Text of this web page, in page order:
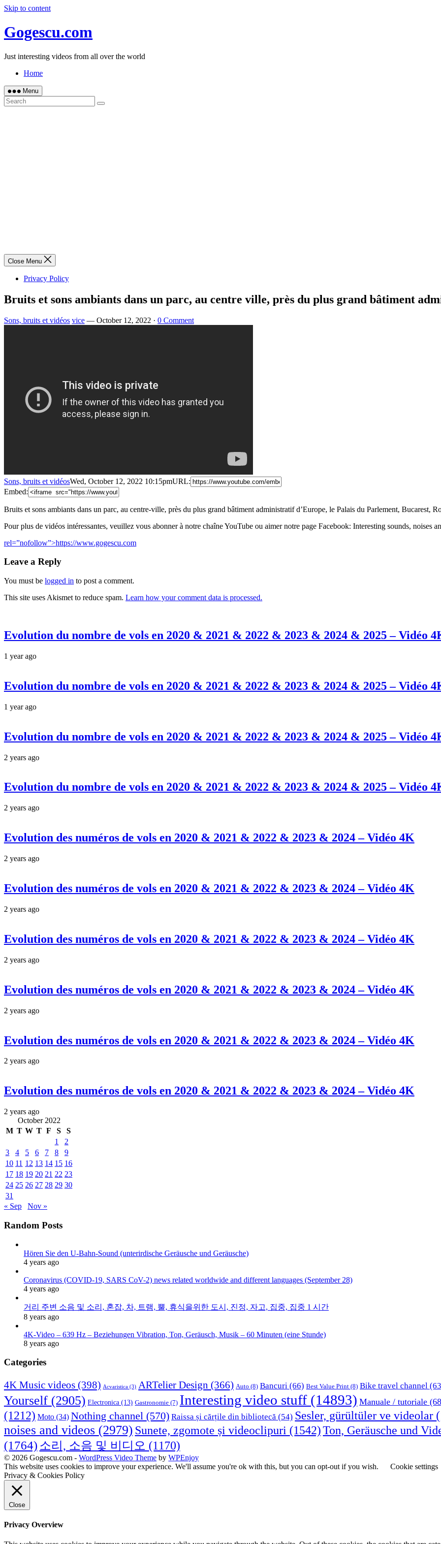
Skip to content
Gogescu.com
Just interesting videos from all over the world
Home
Menu
Close Menu
Privacy Policy
Bruits et sons ambiants dans un parc, au centre ville, près du plus grand bâtiment
Sons, bruits et vidéos vice — October 12, 2022 · 0 Comment
Sons, bruits et vidéosWed, October 12, 2022 10:15pmURL:
Embed:
Bruits et sons ambiants dans un parc, au centre-ville, près du plus grand bâtiment administratif d’Europe, le Palais du Parlement, Bucarest,
Pour plus de vidéos intéressantes, veuillez vous abonner à notre chaîne YouTube ou aimer notre page Facebook: Interesting sounds, noises
rel=”nofollow”>https://www.gogescu.com
Leave a Reply
You must be logged in to post a comment.
This site uses Akismet to reduce spam. Learn how your comment data is processed.
Evolution du nombre de vols en 2020 & 2021 & 2022 & 2023 & 2024 & 2025 – Vidéo
1 year ago
Evolution du nombre de vols en 2020 & 2021 & 2022 & 2023 & 2024 & 2025 – Vidéo
1 year ago
Evolution du nombre de vols en 2020 & 2021 & 2022 & 2023 & 2024 & 2025 – Vidéo
2 years ago
Evolution du nombre de vols en 2020 & 2021 & 2022 & 2023 & 2024 & 2025 – Vidéo
2 years ago
Evolution des numéros de vols en 2020 & 2021 & 2022 & 2023 & 2024 – Vidéo 4K
2 years ago
Evolution des numéros de vols en 2020 & 2021 & 2022 & 2023 & 2024 – Vidéo 4K
2 years ago
Evolution des numéros de vols en 2020 & 2021 & 2022 & 2023 & 2024 – Vidéo 4K
2 years ago
Evolution des numéros de vols en 2020 & 2021 & 2022 & 2023 & 2024 – Vidéo 4K
2 years ago
Evolution des numéros de vols en 2020 & 2021 & 2022 & 2023 & 2024 – Vidéo 4K
2 years ago
Evolution des numéros de vols en 2020 & 2021 & 2022 & 2023 & 2024 – Vidéo 4K
2 years ago
October 2022
M T W T F S
S
1
2
3
4 5 6 7 8
9
10 11 12 13 14 15 16
17 18 19 20 21 22 23
24 25 26 27 28 29 30
31
« Sep
Nov »
Random Posts
Hören Sie den U-Bahn-Sound (unterirdische Geräusche und Geräusche)
4 years ago
Coronavirus (COVID-19, SARS CoV-2) news related worldwide and different languages (September 28)
4 years ago
거리 주변 소음 및 소리, 혼잡, 차, 트램, 뿔, 휴식을위한 도시, 진정, 자고, 집중, 집중 1 시간
8 years ago
4K-Video – 639 Hz – Beziehungen Vibration, Ton, Geräusch, Musik – 60 Minuten (eine Stunde)
8 years ago
Categories
4K Music videos (398) Acvaristica (3) ARTelier Design (366) Auto (8) Bancuri (66) Best Value Print (8) Bike travel channel
Yourself (2905) Electronica (13) Gastronomie (7) Interesting video stuff (14893) Manuale / tutoriale
(1212) Moto (34) Nothing channel (570) Raissa și cărțile din bibliotecă (54) Sesler, gürültüler ve videolar
noises and videos (2979) Sunete, zgomote și videoclipuri (1542)Ton, Geräusche und
(1764) 소리, 소음 및 비디오 (1170)
© 2026 Gogescu.com - WordPress Video Theme by WPEnjoy
This website uses cookies to improve your experience. We'll assume you're ok with this, but you can opt-out if you wish.
Cookie settings
Privacy & Cookies Policy
Close
Privacy Overview